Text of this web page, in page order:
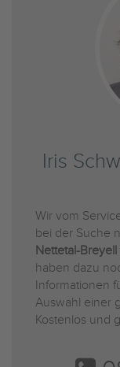
Iris
Wir vom
bei der Suche
Nettetal-Breyell
haben dazu
Informationen
Auswahl einer
Kostenlos und